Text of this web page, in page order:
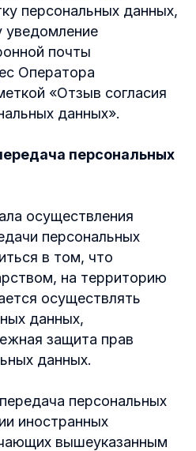
персональных данных,
уведомление
почты
Оператора
«Отзыв согласия
данных».
персональных
осуществления
персональных
в том, что
на территорию
осуществлять
данных,
защита прав
данных.
персональных
иностранных
вышеуказанным